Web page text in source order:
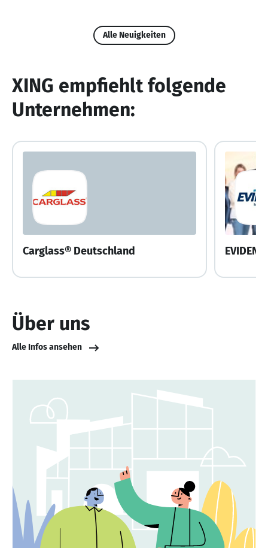
Alle Neuigkeiten
XING empfiehlt folgende
Unternehmen:
Carglass® Deutschland
Über uns
Alle Infos ansehen